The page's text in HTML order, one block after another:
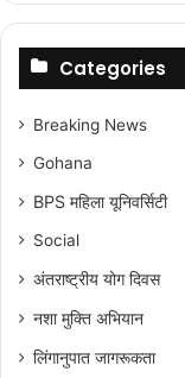
Categories
Breaking News
Gohana
BPS महिला यूनिवर्सिटी
Social
अंतराष्ट्रीय योग दिवस
नशा मुक्ति अभियान
लिंगानुपात जागरूकता